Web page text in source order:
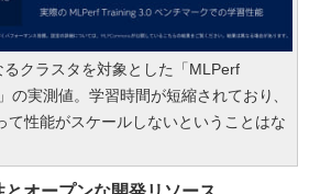
クラスタを対象とした「MLPerf
の実測値。学習時間が短縮されており、
て性能がスケールしないということはな